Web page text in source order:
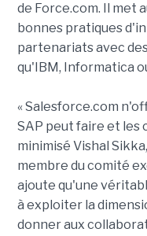
de Force.com. Il met
bonnes pratiques
partenariats avec
qu'IBM, Informatica
« Salesforce.com
SAP peut faire et les
minimisé Vishal
membre du comité
ajoute qu'une
à exploiter la
donner aux